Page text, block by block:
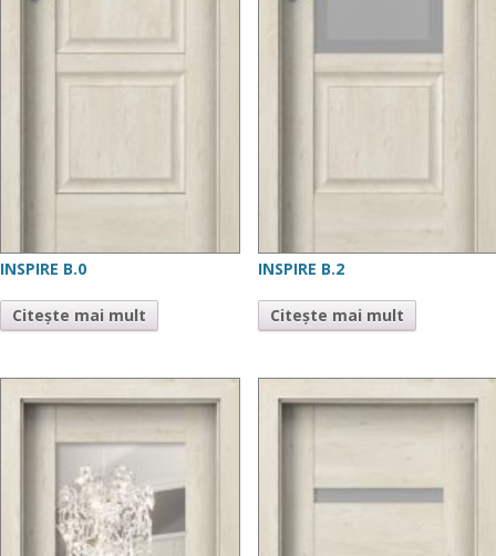
INSPIRE B.0
Citește mai mult
INSPIRE B.2
Citește mai mult